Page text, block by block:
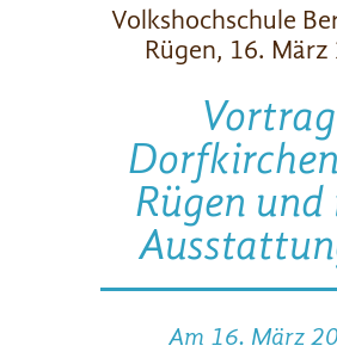
Volkshochschule
Rügen, 16. März
Vortrag
Rügen und
Am 16. März